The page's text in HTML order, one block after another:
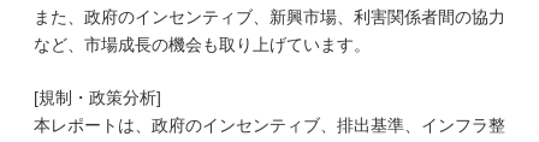
また、政府のインセンティブ、新興市場、利害関係者間の協力
など、市場成長の機会も取り上げています。
[規制・政策分析]
本レポートは、政府のインセンティブ、排出基準、インフラ整